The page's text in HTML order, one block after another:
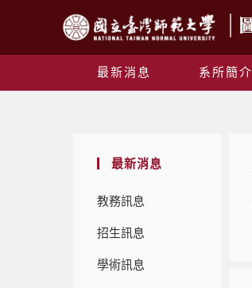
最新消息 系所簡介
最新消息
教務訊息
招生訊息
學術訊息